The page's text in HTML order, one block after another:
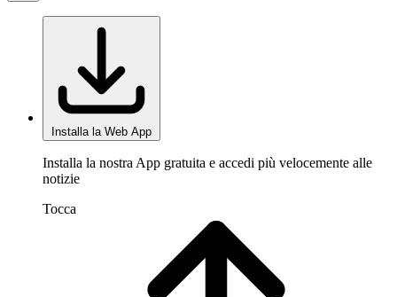
Installa la Web App
Installa la nostra App gratuita e accedi più velocemente alle
notizie
Tocca